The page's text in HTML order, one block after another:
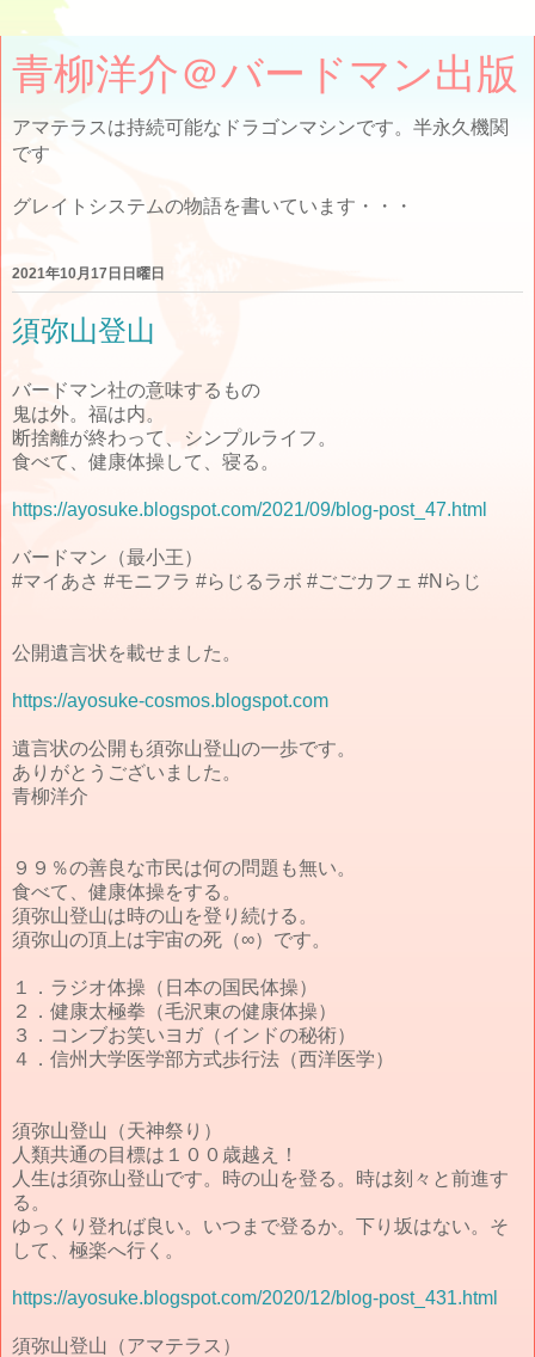
青柳洋介＠バードマン出版
アマテラスは持続可能なドラゴンマシンです。半永久機関
です
グレイトシステムの物語を書いています・・・
2021年10月17日日曜日
須弥山登山
バードマン社の意味するもの
鬼は外。福は内。
断捨離が終わって、シンプルライフ。
食べて、健康体操して、寝る。
https://ayosuke.blogspot.com/2021/09/blog-post_47.html
バードマン（最小王）
#マイあさ #モニフラ #らじるラボ #ごごカフェ #Nらじ
公開遺言状を載せました。
https://ayosuke-cosmos.blogspot.com
遺言状の公開も須弥山登山の一歩です。
ありがとうございました。
青柳洋介
９９％の善良な市民は何の問題も無い。
食べて、健康体操をする。
須弥山登山は時の山を登り続ける。
須弥山の頂上は宇宙の死（∞）です。
１．ラジオ体操（日本の国民体操）
２．健康太極拳（毛沢東の健康体操）
３．コンブお笑いヨガ（インドの秘術）
４．信州大学医学部方式歩行法（西洋医学）
須弥山登山（天神祭り）
人類共通の目標は１００歳越え！
人生は須弥山登山です。時の山を登る。時は刻々と前進す
る。
ゆっくり登れば良い。いつまで登るか。下り坂はない。そ
して、極楽へ行く。
https://ayosuke.blogspot.com/2020/12/blog-post_431.html
須弥山登山（アマテラス）